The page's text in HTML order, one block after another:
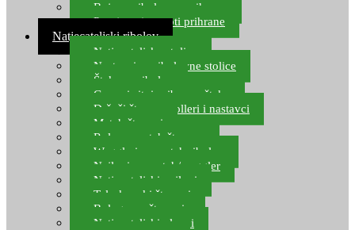
Boje za ribolovnu prihranu
Provjereni recepti prihrane
Natjecateljski ribolov
Natjecateljske stolice
Nastavci za ribolovne stolice
Šteke za ribolov
Gume i sitni pribor za šteku
Držači štapova rolleri i nastavci
Match štapovi
Role za match štapove
Waggleri za match ribolov
Najloni za match/waggler
Natjecateljski najloni
Teleskopski štapovi
Bolognese štapovi
Natjecateljski plovci